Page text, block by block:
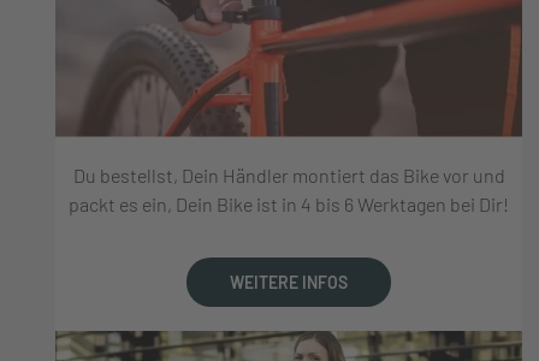
Du bestellst, Dein Händler montiert das Bike vor und
packt es ein, Dein Bike ist in 4 bis 6 Werktagen bei Dir!
WEITERE INFOS